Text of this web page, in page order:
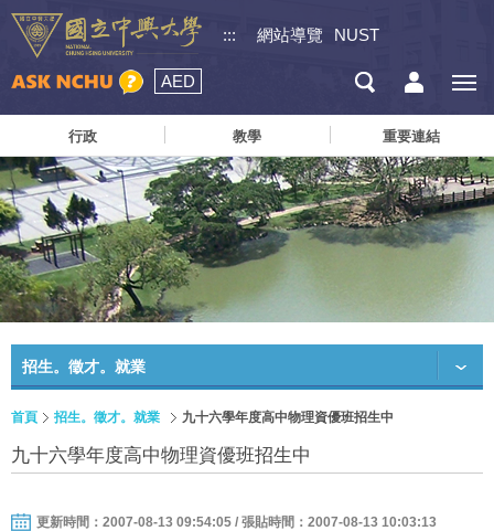
::: 網站導覽 NUST
AED
行政 教學 重要連結
招生。徵才。就業
首頁 招生。徵才。就業 九十六學年度高中物理資優班招生中
九十六學年度高中物理資優班招生中
更新時間：2007-08-13 09:54:05 / 張貼時間：2007-08-13 10:03:13